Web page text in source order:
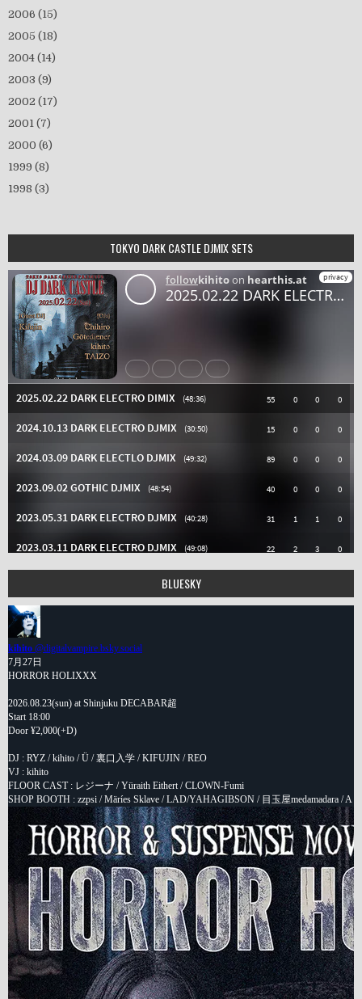
2006 (15)
2005 (18)
2004 (14)
2003 (9)
2002 (17)
2001 (7)
2000 (6)
1999 (8)
1998 (3)
TOKYO DARK CASTLE DJMIX SETS
BLUESKY